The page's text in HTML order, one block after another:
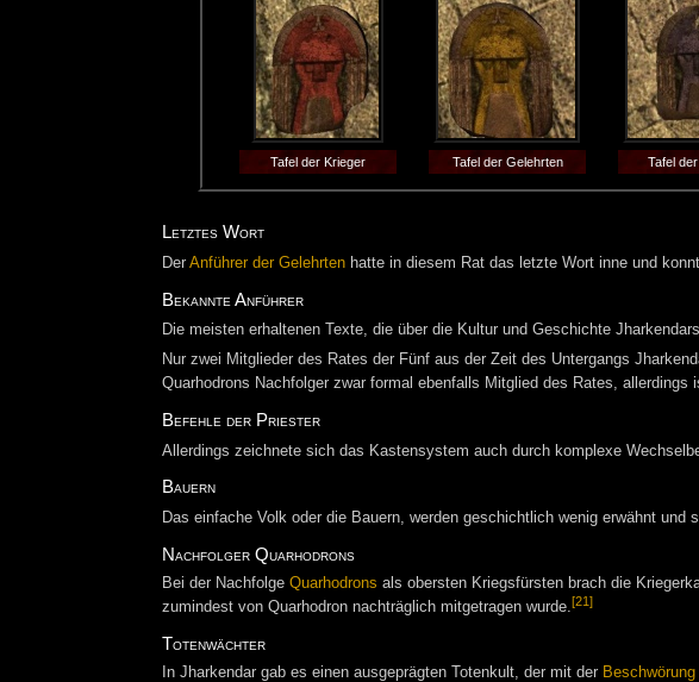
Tafel der Krieger Tafel der Gelehrten Tafel
Letztes Wort
Der Anführer der Gelehrtenhatte in diesem Rat das letzte Wort inne und
Bekannte Anführer
Die meisten erhaltenen Texte, die über die Kultur und Geschichte
Nur zwei Mitglieder des Rates der Fünf aus der Zeit des Untergangs
Quarhodrons Nachfolger zwar formal ebenfalls Mitglied des Rates,
Befehle der Priester
Allerdings zeichnete sich das Kastensystem auch durch komplexe
Bauern
Das einfache Volk oder die Bauern, werden geschichtlich wenig erwähnt und
Nachfolger Quarhodrons
Bei der Nachfolge Quarhodrons als obersten Kriegsfürsten brach die
zumindest von Quarhodron nachträglich mitgetragen wurde.[21]
Totenwächter
In Jharkendar gab es einen ausgeprägten Totenkult, der mit der Beschwörung